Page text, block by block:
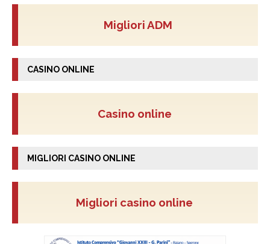
Migliori ADM
CASINO ONLINE
Casino online
MIGLIORI CASINO ONLINE
Migliori casino online